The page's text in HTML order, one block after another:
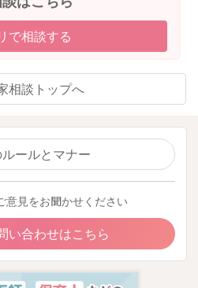
で相談する
相談トップへ
ールとマナー
意見をお聞かせください
い合わせはこちら